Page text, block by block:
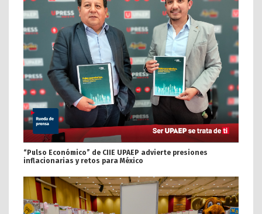
“Pulso Económico” de CIIE UPAEP advierte presiones
inflacionarias y retos para México